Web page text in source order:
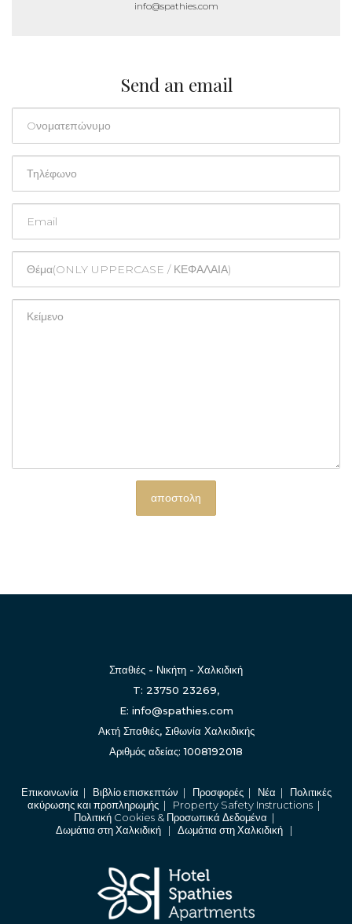
info@spathies.com
Send an email
Σπαθιές - Νικήτη - Χαλκιδική
T: 23750 23269,
E: info@spathies.com
Ακτή Σπαθιές, Σιθωνία Χαλκιδικής
Αριθμός αδείας: 1008192018
Επικοινωνία | Βιβλίο επισκεπτών | Προσφορές| Νέα | Πολιτικές
ακύρωσης και προπληρωμής | Property Safety Instructions |
Πολιτική Cookies & Προσωπικά Δεδομένα |
Δωμάτια στη Χαλκιδική| Δωμάτια στη Χαλκιδική|